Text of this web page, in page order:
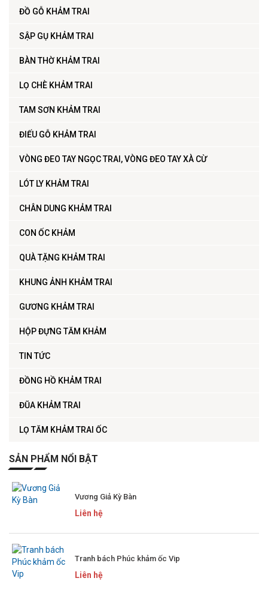
ĐỒ GỖ KHẢM TRAI
SẬP GỤ KHẢM TRAI
BÀN THỜ KHẢM TRAI
LỌ CHÈ KHẢM TRAI
TAM SƠN KHẢM TRAI
ĐIẾU GỖ KHẢM TRAI
VÒNG ĐEO TAY NGỌC TRAI, VÒNG ĐEO TAY XÀ CỪ
LÓT LY KHẢM TRAI
CHÂN DUNG KHẢM TRAI
CON ỐC KHẢM
QUÀ TẶNG KHẢM TRAI
KHUNG ẢNH KHẢM TRAI
GƯƠNG KHẢM TRAI
HỘP ĐỰNG TĂM KHẢM
TIN TỨC
ĐỒNG HỒ KHẢM TRAI
ĐŨA KHẢM TRAI
LỌ TĂM KHẢM TRAI ỐC
SẢN PHẨM NỔI BẬT
Vương Giả Kỳ Bàn
Liên hệ
Tranh bách Phúc khảm ốc Vip
Liên hệ